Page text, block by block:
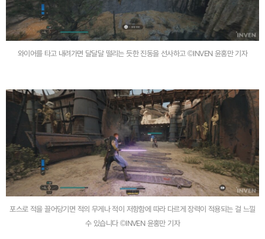
와이어를 타고 내려가면 달달달 떨리는 듯한 진동을 선사하고 ©INVEN 윤홍만 기자
포스로 적을 끌어당기면 적의 무게나 적이 저항함에 따라 다르게 장력이 적용되는 걸 느낄
수 있습니다 ©INVEN 윤홍만 기자